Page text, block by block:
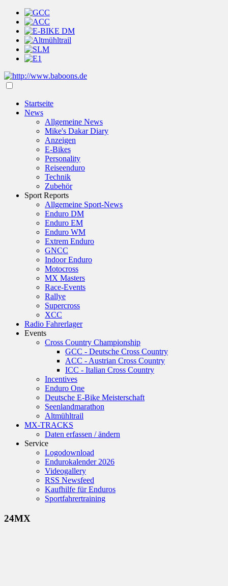
Startseite
News
Allgemeine News
Mike's Dakar Diary
Anzeigen
E-Bikes
Personality
Reiseenduro
Technik
Zubehör
Sport Reports
Allgemeine Sport-News
Enduro DM
Enduro EM
Enduro WM
Extrem Enduro
GNCC
Indoor Enduro
Motocross
MX Masters
Race-Events
Rallye
Supercross
XCC
Radio Fahrerlager
Events
Cross Country Championship
GCC - Deutsche Cross Country
ACC - Austrian Cross Country
ICC - Italian Cross Country
Incentives
Enduro One
Deutsche E-Bike Meisterschaft
Seenlandmarathon
Altmühltrail
MX-TRACKS
Daten erfassen / ändern
Service
Logodownload
Endurokalender 2026
Videogallery
RSS Newsfeed
Kaufhilfe für Enduros
Sportfahrertraining
24MX